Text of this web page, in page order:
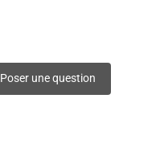
Poser une question